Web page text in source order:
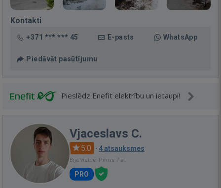
Kontakti
+371 *** *** 45 E-pasts WhatsApp
Piedāvāt pasūtījumu
Pieslēdz Enefit elektrību un ietaupi!
Vjaceslavs C.
5.0 · 4 atsauksmes
Bija vietnē: Pirms 7 st.
PRO